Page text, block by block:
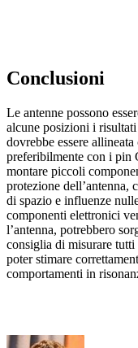
Conclusioni
Le antenne possono
alcune posizioni i
dovrebbe essere
preferibilmente con i pin
montare piccoli
protezione dell’antenna,
di spazio e influenze
componenti elettronici
l’antenna, potrebbero
consiglia di misurare
poter stimare
comportamenti in